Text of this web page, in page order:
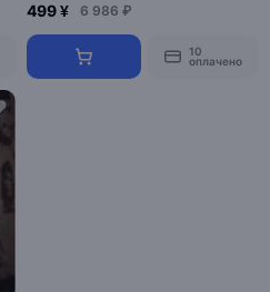
499 ¥ 6 986 ₽
10
оплачено